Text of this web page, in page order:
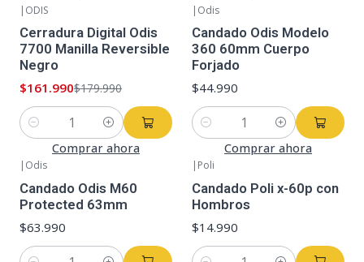
| ODIS
Cerradura Digital Odis
7700 Manilla Reversible
Negro
$161.990$179.990
Cantidad
Comprar ahora
| Odis
Candado Odis Modelo
360 60mm Cuerpo
Forjado
$44.990
Cantidad
Comprar ahora
Odis
Candado Odis M60
Protected 63mm
$63.990
Poli
Candado Poli x-60p con
Hombros
$14.990